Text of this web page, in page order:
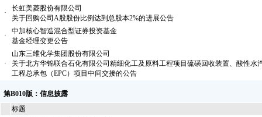
·
长虹美菱股份有限公司
关于回购公司A股股份比例达到总股本2%的进展公告
·
中加核心智造混合型证券投资基金
基金经理变更公告
·
山东三维化学集团股份有限公司
关于北方华锦联合石化有限公司精细化工及原料工程项目硫磺回收装置、酸性水
工程总承包（EPC）项目中间交接的公告
第B010版：信息披露
标题